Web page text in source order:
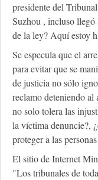
presidente del
Suzhou , incluso
de la ley? Aquí estoy
Se especula que el
para evitar que se
de justicia no sólo
reclamo deteniendo al
no solo tolera las
la víctima denuncie?,
proteger a las
El sitio de Internet
"Los tribunales de